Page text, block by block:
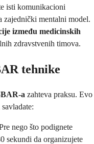
isti komunikacioni
zajednički mentalni model.
između medicinskih
zdravstvenih timova.
tehnike
a zahteva praksu. Evo
nego što podignete
sekundi da organizujete